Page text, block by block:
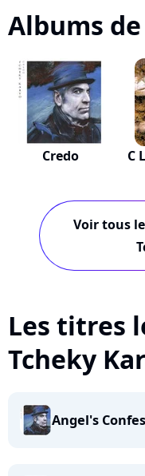
Albums
Credo
C
Voir tous
Les titres
Tcheky
Angel's